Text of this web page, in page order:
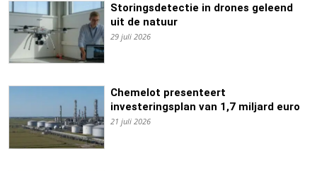
Storingsdetectie in drones geleend
uit de natuur
29 juli 2026
Chemelot presenteert
investeringsplan van 1,7 miljard euro
21 juli 2026